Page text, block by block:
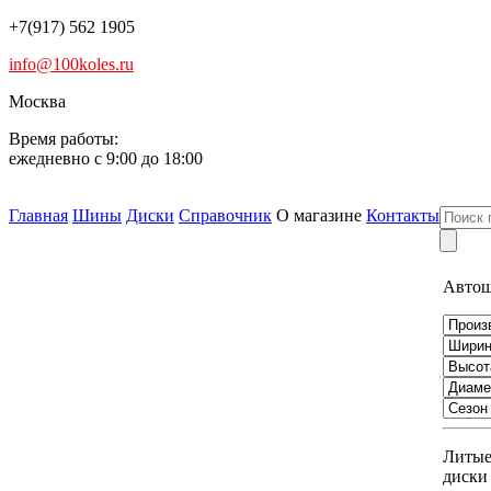
+7(917) 562 1905
info@100koles.ru
Москва
Время работы:
ежедневно с 9:00 до 18:00
Главная Шины Диски Справочник О магазине Контакты
Литые
диски